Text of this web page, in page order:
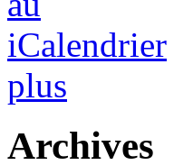
plus
Archives